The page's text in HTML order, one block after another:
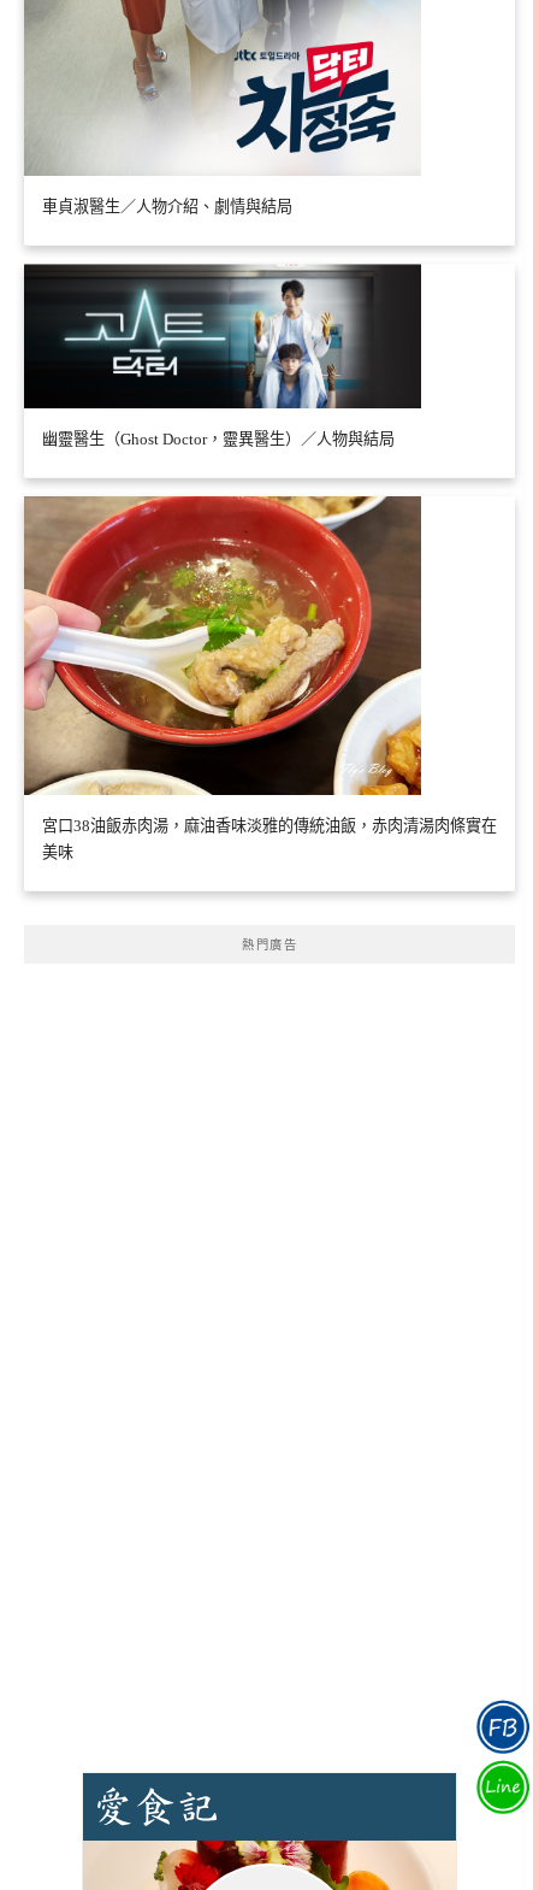
車貞淑醫生／人物介紹、劇情與結局
幽靈醫生（Ghost Doctor，靈異醫生）／人物與結局
宮口38油飯赤肉湯，麻油香味淡雅的傳統油飯，赤肉清湯肉條實在
美味
熱門廣告